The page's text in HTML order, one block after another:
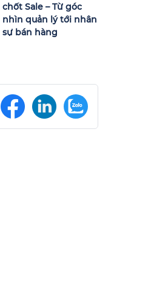
chốt Sale – Từ góc
nhìn quản lý tới nhân
sự bán hàng